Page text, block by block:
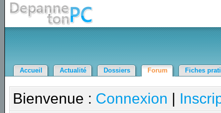
Accueil Actualité Dossiers Forum Fiches
Bienvenue : Connexion |